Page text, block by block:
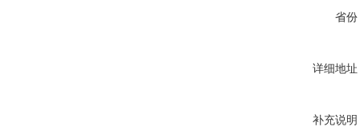
省份
详细地址
补充说明